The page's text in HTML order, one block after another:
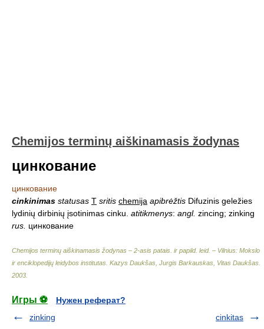
Chemijos terminų aiškinamasis žodynas
цинкование
цинкование
cinkinimas statusas T sritis chemija apibrėžtis Difuzinis geležies
lydinių dirbinių įsotinimas cinku. atitikmenys: angl. zincing; zinking
rus. цинкование
Chemijos terminų aiškinamasis žodynas – 2-asis patais. ir papild. leid. – Vilnius: Mokslo
ir enciklopedijų leidybos institutas Kazys Daukšas, Jurgis Barkauskas, Vitas Daukšas
2003
Игры ⚽
Нужен реферат?
zinking
cinkitas